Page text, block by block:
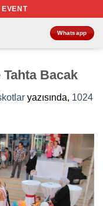
EVENT
Whatsapp
Bacak
yazısında, 1024